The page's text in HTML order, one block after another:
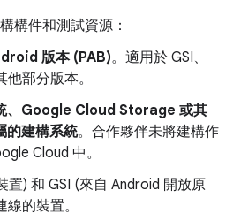
構件和測試資源：
版本 (PAB)。適用於 GSI、
部分版本。
、Google Cloud Storage 或其
的建構系統。合作夥伴未將建構作
Cloud 中。
置) 和 GSI (來自 Android 開放原
的裝置。